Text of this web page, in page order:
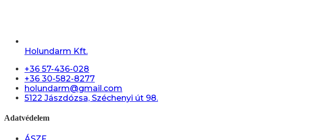
Holundarm Kft.
+36 57-436-028
+36 30-582-8277
holundarm@gmail.com
5122 Jászdózsa, Széchenyi út 98.
Adatvédelem